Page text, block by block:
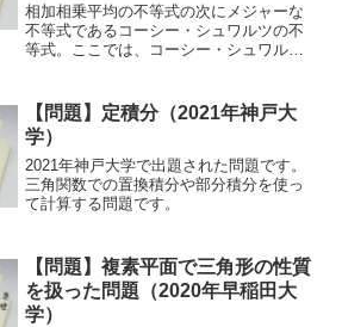
相加相乗平均の不等式の次にメジャーな
不等式であるコーシー・シュワルツの不
等式。ここでは、コーシー・シュワルツ
【問題】定積分（2021年神戸大
学）
2021年神戸大学で出題された問題です。
三角関数での置換積分や部分積分を使っ
て計算する問題です。
【問題】複素平面で三角形の性質
を扱った問題（2020年早稲田大
学）